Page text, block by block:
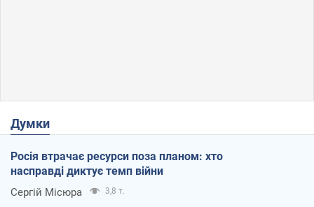
Думки
Росія втрачає ресурси поза планом: хто
насправді диктує темп війни
Сергій Місюра 3,8 т.